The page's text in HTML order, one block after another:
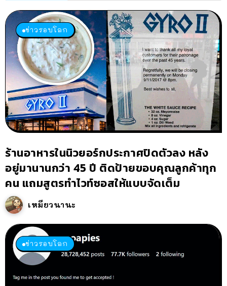
ข่าวรอบโลก
ร้านอาหารในนิวยอร์กประกาศปิดตัวลง หลัง
อยู่มานานกว่า 45 ปี ติดป้ายขอบคุณลูกค้าทุก
คน แถมสูตรทำไวท์ซอสให้แบบจัดเต็ม
เหมียวนานะ
ข่าวรอบโลก